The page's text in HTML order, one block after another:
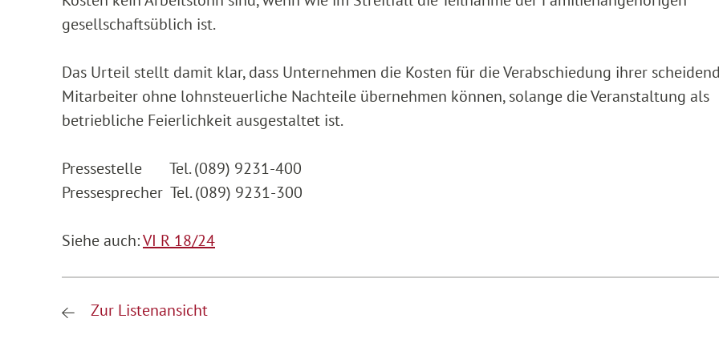
gesellschaftsüblich ist.
Das Urteil stellt damit klar, dass Unternehmen die Kosten für die Verabschiedung ihrer
Mitarbeiter ohne lohnsteuerliche Nachteile übernehmen können, solange die Veranstaltung als
betriebliche Feierlichkeit ausgestaltet ist.
Pressestelle Tel. (089) 9231-400
Pressesprecher Tel. (089) 9231-300
Siehe auch:VI R 18/24
Zur Listenansicht